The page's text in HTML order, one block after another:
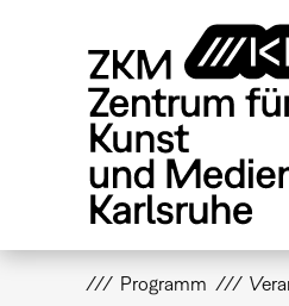
Programm